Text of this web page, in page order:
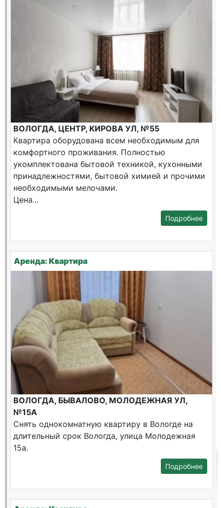
ВОЛОГДА, ЦЕНТР, КИРОВА УЛ, №55
Квартира оборудована всем необходимым для
комфортного проживания. Полностью
укомплектована бытовой техникой, кухонными
принадлежностями, бытовой химией и прочими
необходимыми мелочами.
Цена...
Подробнее
Аренда: Квартира
ВОЛОГДА, БЫВАЛОВО, МОЛОДЕЖНАЯ УЛ,
№15А
Снять однокомнатную квартиру в Вологде на
длительный срок Вологда, улица Молодежная
15а.
Подробнее